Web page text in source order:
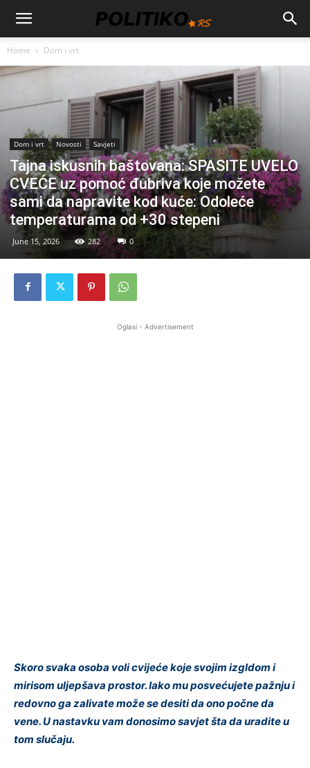
Home Dom i vrt
Dom i vrt Novosti Savjeti
Tajna iskusnih baštovana: SPASITE UVELO
CVEĆE uz pomoć đubriva koje možete
sami da napravite kod kuće: Odoleće
temperaturama od +30 stepeni
June 15, 2026 282 0
Oglasi - Advertisement
Skoro svaka osoba voli cvijeće koje svojim izgldom i
mirisom uljepšava prostor. Iako mu posvećujete pažnju i
redovno ga zalivate može se desiti da ono počne da
vene. U nastavku vam donosimo savjet šta da uradite u
tom slučaju.